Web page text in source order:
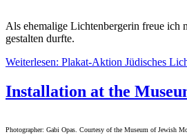
Als ehemalige Lichtenbergerin freue ich
gestalten durfte.
Weiterlesen: Plakat-Aktion Jüdisches
Installation at the
Photographer: Gabi Opas. Courtesy of the Museum of Jewish